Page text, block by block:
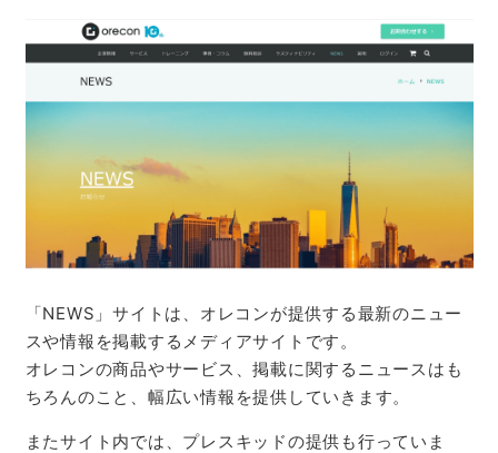
「NEWS」サイトは、オレコンが提供する最新のニュー
スや情報を掲載するメディアサイトです。
オレコンの商品やサービス、掲載に関するニュースはも
ちろんのこと、幅広い情報を提供していきます。
またサイト内では、プレスキッドの提供も行っていま